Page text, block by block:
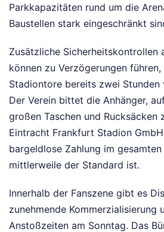
Parkkapazitäten rund um die
Baustellen stark eingeschränkt
Zusätzliche Sicherheitskontrollen
können zu Verzögerungen
Stadiontore bereits zwei
Der Verein bittet die Anhänger,
großen Taschen und Rucksäcken
Eintracht Frankfurt Stadion
bargeldlose Zahlung im
mittlerweile der Standard ist.
Innerhalb der Fanszene gibt es
zunehmende Kommerzialisierung
Anstoßzeiten am Sonntag. Das